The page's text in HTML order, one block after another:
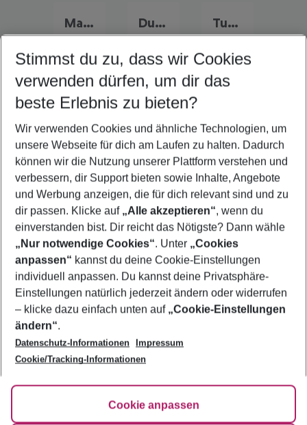
Marokko Frühbucher Angebote Dubai Flug & Hotel Tunesien Flug & Hotel
Quicklinks
Familienurlaub Makadi Bay
Flug & Hotel Makadi Bay
Pauschalreisen Makadi Bay
Urlaub Makadi Bay
Footer
Footer navigation
Über uns
AGB
Bestpreisgarantie
Cookie-Einstellungen ändern
Cookie-Richtlinie
Agenturbetreuung
Barrierefreies Reisen
HanseMerkur Reiseversicherung
Hilfe & Kontakt
Folge uns
Stimmst du zu, dass wir Cookies
verwenden dürfen, um dir das
beste Erlebnis zu bieten?
Wir verwenden Cookies und ähnliche Technologien, um
unsere Webseite für dich am Laufen zu halten. Dadurch
können wir die Nutzung unserer Plattform verstehen und
verbessern, dir Support bieten sowie Inhalte, Angebote
und Werbung anzeigen, die für dich relevant sind und zu
dir passen. Klicke auf „Alle akzeptieren“, wenn du
einverstanden bist. Dir reicht das Nötigste? Dann wähle
„Nur notwendige Cookies“. Unter „Cookies
anpassen“ kannst du deine Cookie-Einstellungen
individuell anpassen. Du kannst deine Privatsphäre-
Einstellungen natürlich jederzeit ändern oder widerrufen
– klicke dazu einfach unten auf „Cookie-Einstellungen
ändern“.
Datenschutz-Informationen
Impressum
Cookie/Tracking-Informationen
Cookie anpassen